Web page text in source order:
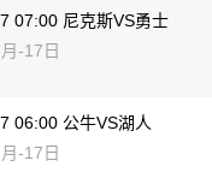
07:00 尼克斯VS勇士
-17日
06:00 公牛VS湖人
-17日